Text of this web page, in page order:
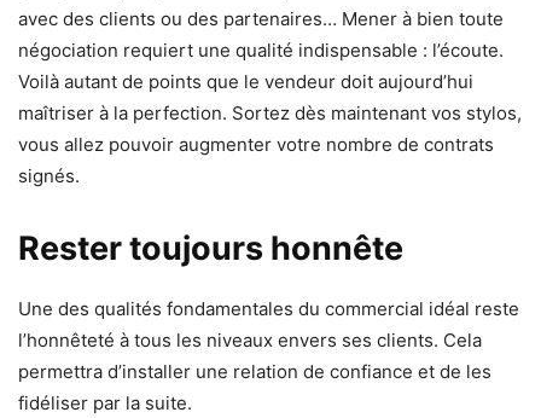
avec des clients ou des partenaires… Mener à bien toute
négociation requiert une qualité indispensable : l’écoute.
Voilà autant de points que le vendeur doit aujourd’hui
maîtriser à la perfection. Sortez dès maintenant vos stylos,
vous allez pouvoir augmenter votre nombre de contrats
signés.
Rester toujours honnête
Une des qualités fondamentales du commercial idéal reste
l’honnêteté à tous les niveaux envers ses clients. Cela
permettra d’installer une relation de confiance et de les
fidéliser par la suite.